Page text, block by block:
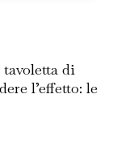
tavoletta di
l’effetto: le